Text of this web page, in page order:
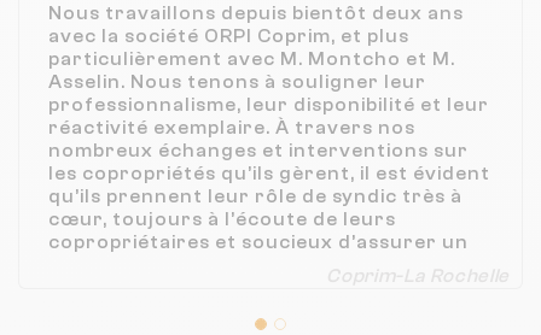
Nous travaillons depuis bientôt deux ans
avec la société ORPI Coprim, et plus
particulièrement avec M. Montcho et M.
Asselin. Nous tenons à souligner leur
professionnalisme, leur disponibilité et leur
réactivité exemplaire. À travers nos
nombreux échanges et interventions sur
les copropriétés qu’ils gèrent, il est évident
qu’ils prennent leur rôle de syndic très à
cœur, toujours à l’écoute de leurs
copropriétaires et soucieux d’assurer un
bon suivi des dossiers. Une collaboration
de qualité, que nous espérons voir se
Coprim-La Rochelle